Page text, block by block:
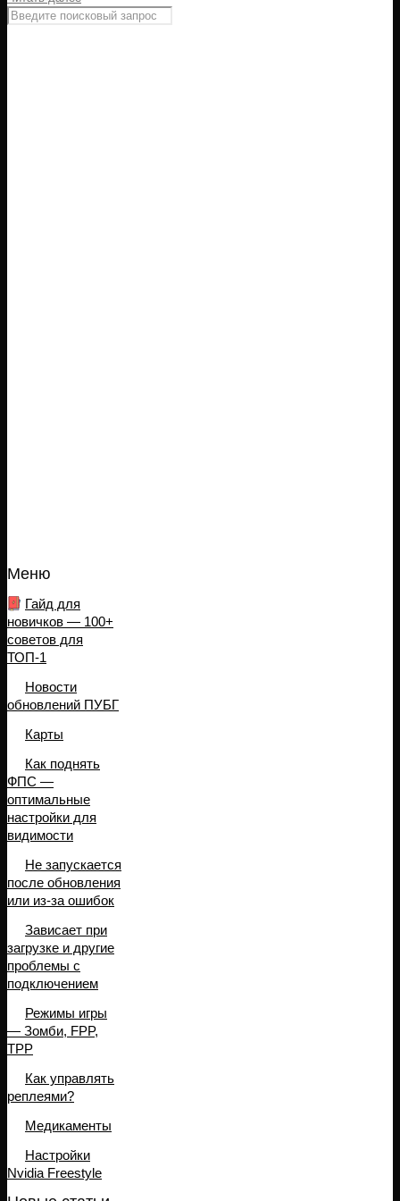
Меню
Гайд для
новичков — 100+
советов для
ТОП-1
Новости
обновлений ПУБГ
Карты
Как поднять
ФПС —
оптимальные
настройки для
видимости
Не запускается
после обновления
или из-за ошибок
Зависает при
загрузке и другие
проблемы с
подключением
Режимы игры
— Зомби, FPP,
TPP
Как управлять
реплеями?
Медикаменты
Настройки
Nvidia Freestyle